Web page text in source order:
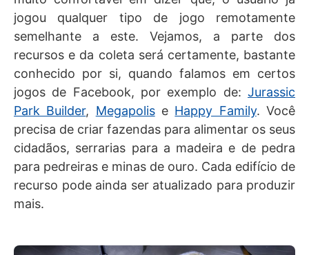
jogou qualquer tipo de jogo remotamente
semelhante a este. Vejamos, a parte dos
recursos e da coleta será certamente, bastante
conhecido por si, quando falamos em certos
jogos de Facebook, por exemplo de: Jurassic
Park Builder, Megapolise Happy Family. Você
precisa de criar fazendas para alimentar os seus
cidadãos, serrarias para a madeira e de pedra
para pedreiras e minas de ouro. Cada edifício de
recurso pode ainda ser atualizado para produzir
mais.